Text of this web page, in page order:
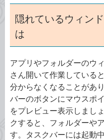
隠れているウィン
は
アプリやフォルダーのウ
さん開いて作業している
分からなくなることがあ
バーのボタンにマウスポ
をプレビュー表示しまし
クすると、フォルダーや
す。タスクバーには起動